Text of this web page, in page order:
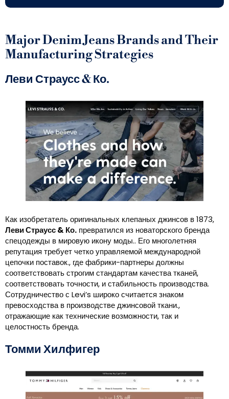
Major Denim Jeans Brands and Their
Manufacturing Strategies
Леви Страусс & Ко.
Как изобретатель оригинальных клепаных джинсов в 1873,
Леви Страусс & Ко. превратился из новаторского бренда
спецодежды в мировую икону моды.. Его многолетняя
репутация требует четко управляемой международной
цепочки поставок., где фабрики-партнеры должны
соответствовать строгим стандартам качества тканей,
соответствовать точности, и стабильность производства.
Сотрудничество с Levi’s широко считается знаком
превосходства в производстве джинсовой ткани.,
отражающие как технические возможности, так и
целостность бренда.
Томми Хилфигер